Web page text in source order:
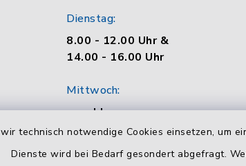
technisch notwendige Cookies einsetzen, um
Dienste wird bei Bedarf gesondert abgefragt.
Dienstag:
8.00 - 12.00 Uhr &
14.00 - 16.00 Uhr
Mittwoch:
geschlossen